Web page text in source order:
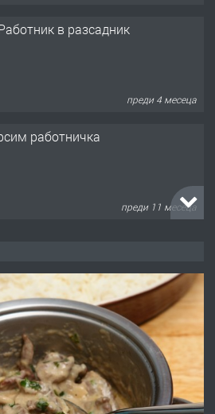
в разсадник
преди 4 месеца
работничка
преди 11 месеца
преди 1 година
за общи работници